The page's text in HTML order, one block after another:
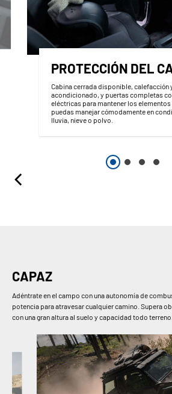
PROTECCIÓN DEL
Cabina cerrada disponible, calefacción
acondicionado, y puertas completas
eléctricas para mantener los elementos
puedas manejar cómodamente en
lluvia, nieve o polvo.
CAPAZ
Adéntrate en el campo con una autonomía de
potencia para atravesar cualquier camino. Supera
con una gran altura al suelo y capacidad todo terreno.